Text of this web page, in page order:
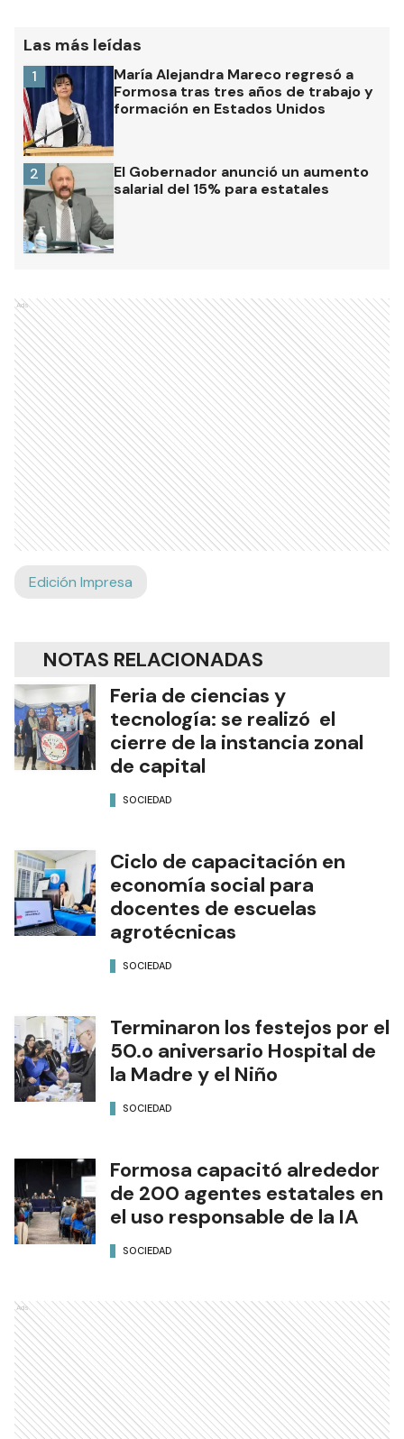
Las más leídas
María Alejandra Mareco regresó a
Formosa tras tres años de trabajo y
formación en Estados Unidos
1
El Gobernador anunció un aumento
salarial del 15% para estatales
2
Ads
Edición Impresa
NOTAS RELACIONADAS
Feria de ciencias y
tecnología: se realizó el
cierre de la instancia zonal
de capital
SOCIEDAD
Ciclo de capacitación en
economía social para
docentes de escuelas
agrotécnicas
SOCIEDAD
Terminaron los festejos por el
50.o aniversario Hospital de
la Madre y el Niño
SOCIEDAD
Formosa capacitó alrededor
de 200 agentes estatales en
el uso responsable de la IA
SOCIEDAD
Ads